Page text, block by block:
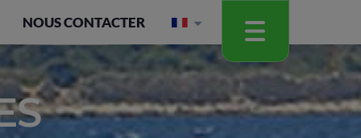
NOUS CONTACTER